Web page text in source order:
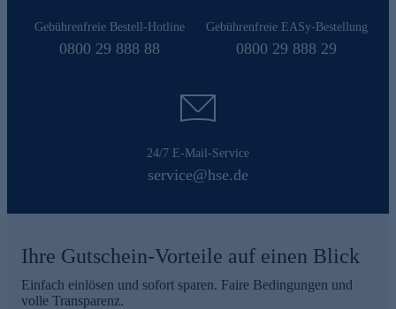
Gebührenfreie Bestell-Hotline
0800 29 888 88
Gebührenfreie EASy-Bestellung
0800 29 888 29
24/7 E-Mail-Service
service@hse.de
Ihre Gutschein-Vorteile auf einen Blick
Einfach einlösen und sofort sparen. Faire Bedingungen und
volle Transparenz.